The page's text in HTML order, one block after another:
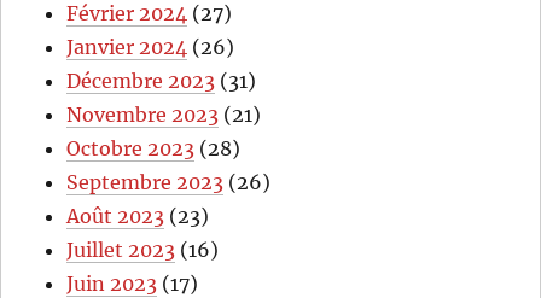
Février 2024 (27)
Janvier 2024 (26)
Décembre 2023 (31)
Novembre 2023 (21)
Octobre 2023 (28)
Septembre 2023 (26)
Août 2023 (23)
Juillet 2023 (16)
Juin 2023 (17)